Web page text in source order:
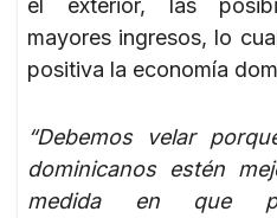
el exterior, las
mayores ingresos, lo
positiva la economía
“Debemos velar
dominicanos estén
medida en que